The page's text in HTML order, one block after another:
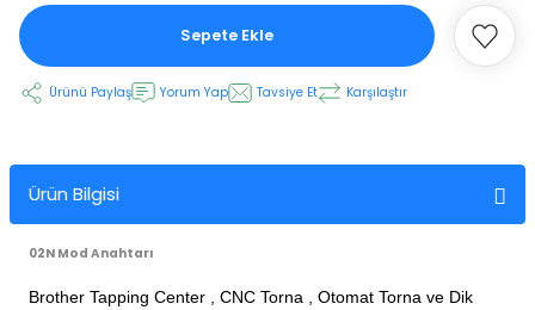
Panelleri
Motor
Yuvası
Kablo
Sepete Ekle
Ürünü Paylaş Yorum Yap Tavsiye Et Karşılaştır
Ürün Bilgisi
02N Mod Anahtarı
Brother Tapping Center , CNC Torna , Otomat Torna ve Dik